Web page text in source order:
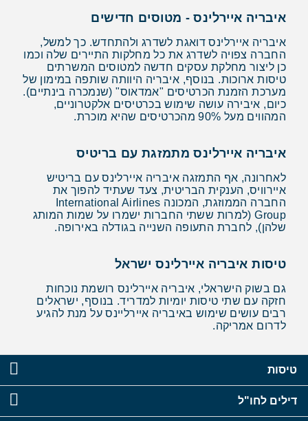
איבריה איירלינס - מטוסים חדישים
איבריה איירלינס דואגת לשדרג ולהתחדש. כך למשל,
החברה צפויה לשדרג את כל מחלקות התיירים שלה וכמו
כן ליצור מחלקת עסקים חדשה למטוסים המשרתים
טיסות ארוכות. בנוסף, איבריה היוותה שותפה במימון של
מערכת הזמנת הכרטיסים "אמדאוס" (שנמכרה בינתיים).
כיום, איבירה עושה שימוש בכרטיסים אלקטרוניים,
המהווים מעל 90% מהכרטיסים שהיא מוכרת.
איבריה איירלינס מתמזגת עם בריטיס
לאחרונה, אף התמזגה איבריה איירלינס עם בריטיש
איירוויס, הענקית הבריטית, צעד שעתיד להפוך את
החברה הממוזגת, המכונה International Airlines
Group (למרות ששתי החברות ישמרו על שמות המותג
שלהן), לחברת התעופה השנייה בגודלה באירופה.
טיסות איבריה איירלינס ישראל
גם בשוק הישראלי, איבריה איירלינס רושמת נוכחות
חזקה עם שתי טיסות יומיות למדריד. בנוסף, ישראלים
רבים עושים שימוש באיבריה איירליינס על מנת להגיע
לדרום אמריקה.
טיסות
דילים לחו"ל